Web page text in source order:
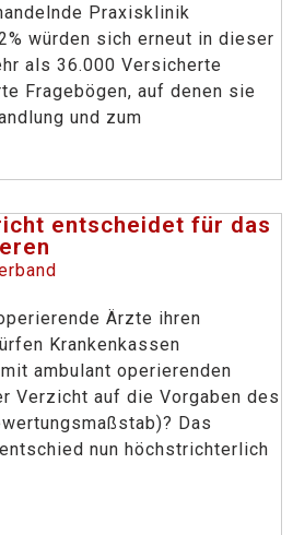
Praxisklinik
würden sich erneut in dieser
als 36.000 Versicherte
Fragebögen, auf denen sie
und zum
entscheidet für das
Ärzte ihren
Krankenkassen
ambulant operierenden
Verzicht auf die Vorgaben des
Das
nun höchstrichterlich